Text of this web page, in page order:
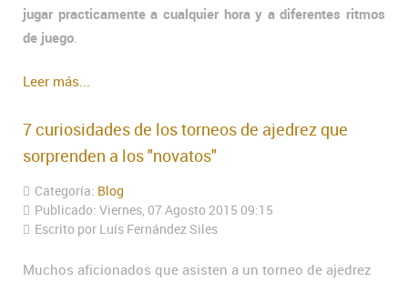
jugar practicamente a cualquier hora y a diferentes ritmos
de juego
Leer más...
7 curiosidades de los torneos de ajedrez que
sorprenden a los "novatos"
Categoría: Blog
Publicado: Viernes, 07 Agosto 2015 09:15
Escrito por Luís Fernández Siles
Muchos aficionados que asisten a un torneo de ajedrez